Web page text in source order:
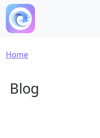
Skip to main content
Breadcrumb
Home
Blog